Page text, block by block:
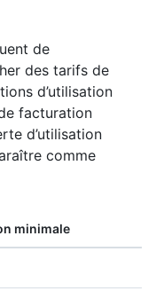
de
des tarifs de
d’utilisation
facturation
d’utilisation
comme
minimale